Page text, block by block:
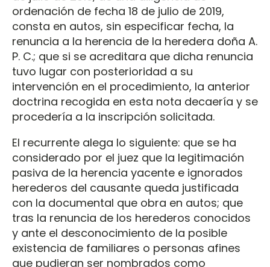
ordenación de fecha 18 de julio de 2019,
consta en autos, sin especificar fecha, la
renuncia a la herencia de la heredera doña A.
P. C.; que si se acreditara que dicha renuncia
tuvo lugar con posterioridad a su
intervención en el procedimiento, la anterior
doctrina recogida en esta nota decaería y se
procedería a la inscripción solicitada.
El recurrente alega lo siguiente: que se ha
considerado por el juez que la legitimación
pasiva de la herencia yacente e ignorados
herederos del causante queda justificada
con la documental que obra en autos; que
tras la renuncia de los herederos conocidos
y ante el desconocimiento de la posible
existencia de familiares o personas afines
que pudieran ser nombrados como